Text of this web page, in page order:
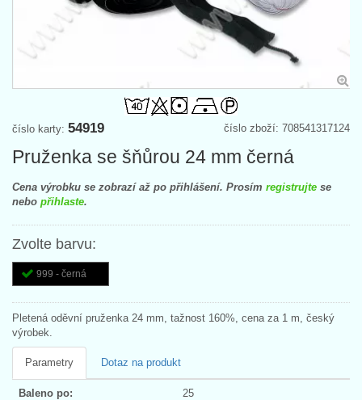
číslo zboží: 708541317124
číslo karty: 54919
Pruženka se šňůrou 24 mm černá
Cena výrobku se zobrazí až po přihlášení. Prosím registrujte se
nebo přihlaste.
Zvolte barvu:
999 - černá
Pletená oděvní pruženka 24 mm, tažnost 160%, cena za 1 m, český
výrobek.
Parametry Dotaz na produkt
Baleno po: 25